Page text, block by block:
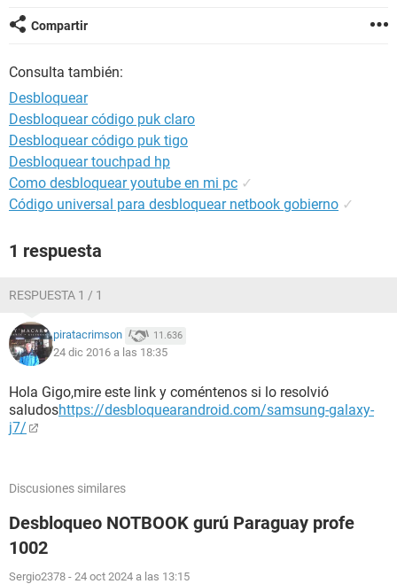
Compartir
Consulta también:
Desbloquear
Desbloquear código puk claro
Desbloquear código puk tigo
Desbloquear touchpad hp
Como desbloquear youtube en mi pc ✓
Código universal para desbloquear netbook gobierno ✓
1 respuesta
RESPUESTA 1 / 1
piratacrimson 11.636
24 dic 2016 a las 18:35
Hola Gigo,mire este link y coméntenos si lo resolvió
saludoshttps://desbloquearandroid.com/samsung-galaxy-
j7/
Discusiones similares
Desbloqueo NOTBOOK gurú Paraguay profe
1002
Sergio2378 - 24 oct 2024 a las 13:15